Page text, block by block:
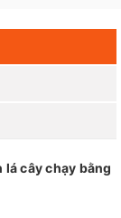
lá cây chạy bằng